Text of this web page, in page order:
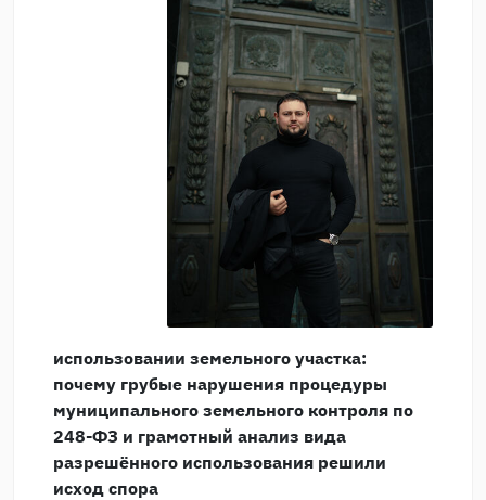
использовании земельного участка:
почему грубые нарушения процедуры
муниципального земельного контроля по
248-ФЗ и грамотный анализ вида
разрешённого использования решили
исход спора